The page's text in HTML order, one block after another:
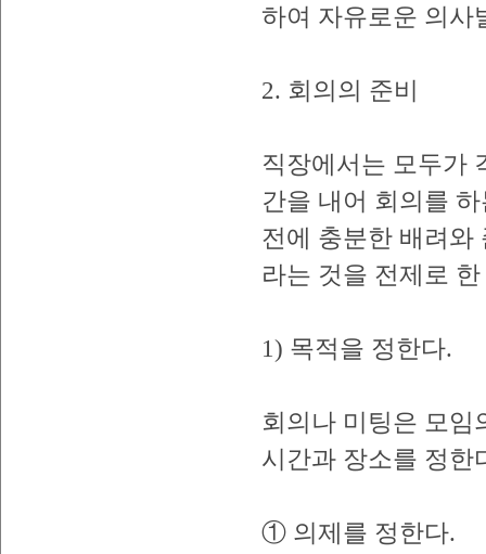
하여 자유로운 의사
2. 회의의 준비
직장에서는 모두가
간을 내어 회의를
전에 충분한 배려와
라는 것을 전제로
1) 목적을 정한다.
회의나 미팅은 모임
시간과 장소를 정한
① 의제를 정한다.